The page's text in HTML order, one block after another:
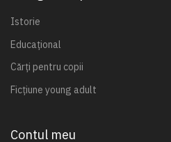
Istorie
Educațional
Cărți pentru copii
Ficțiune young adult
Contul meu